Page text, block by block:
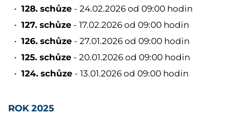
128. schůze- 24.02.2026 od 09:00 hodin
127. schůze- 17.02.2026 od 09:00 hodin
126. schůze- 27.01.2026 od 09:00 hodin
125. schůze- 20.01.2026 od 09:00 hodin
124. schůze- 13.01.2026 od 09:00 hodin
ROK 2025